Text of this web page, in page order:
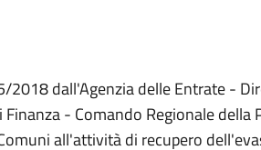
dall'Agenzia delle Entrate -
- Comando Regionale della
all'attività di recupero